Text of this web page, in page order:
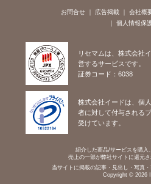
お問合せ 広告掲載 会社概
個人情報保
リセマムは、株式会社
営するサービスです。
証券コード：6038
株式会社イードは、個
者に対して付与される
受けています。
紹介した商品/サービスを購入
売上の一部が弊社サイトに還元さ
当サイトに掲載の記事・見出し・写真
Copyright © 2026